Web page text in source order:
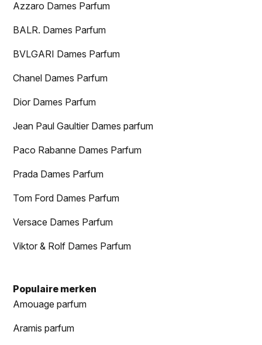
Azzaro Dames Parfum
BALR. Dames Parfum
BVLGARI Dames Parfum
Chanel Dames Parfum
Dior Dames Parfum
Jean Paul Gaultier Dames parfum
Paco Rabanne Dames Parfum
Prada Dames Parfum
Tom Ford Dames Parfum
Versace Dames Parfum
Viktor & Rolf Dames Parfum
Populaire merken
Amouage parfum
Aramis parfum